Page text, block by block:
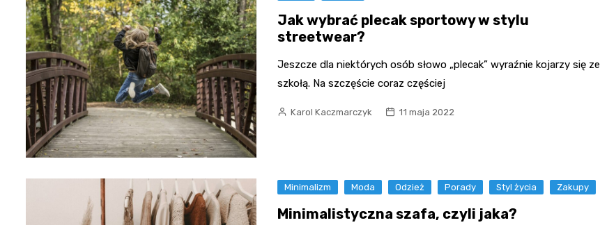
Jak wybrać plecak sportowy w stylu
streetwear?
Jeszcze dla niektórych osób słowo „plecak” wyraźnie kojarzy się ze
szkołą. Na szczęście coraz częściej
Karol Kaczmarczyk 11 maja 2022
Minimalizm Moda Odzież Porady Styl życia Zakupy
Minimalistyczna szafa, czyli jaka?